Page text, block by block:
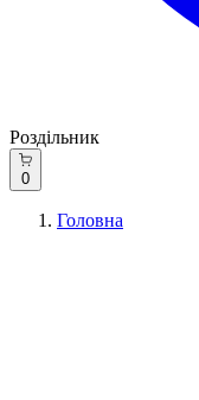
Роздільник
0
Головна